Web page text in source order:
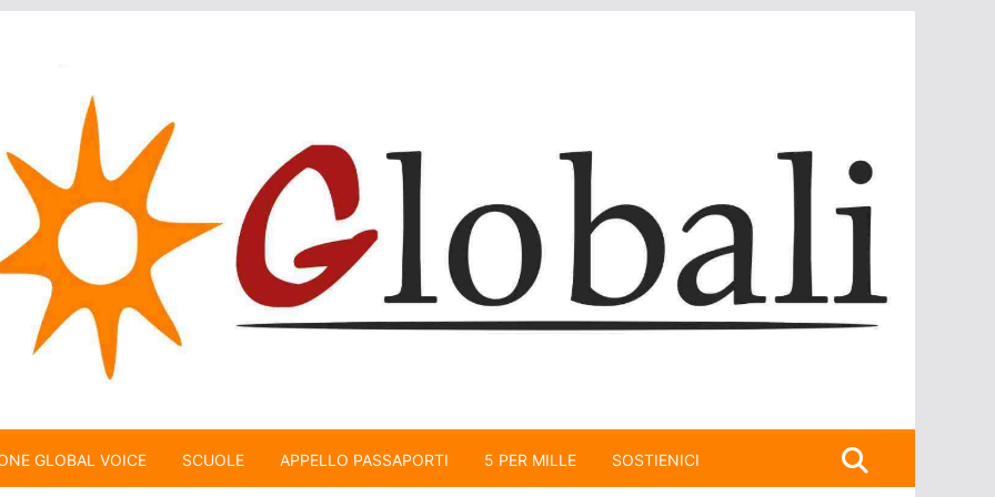
GLOBAL VOICE SCUOLE APPELLO PASSAPORTI 5 PER MILLE SOSTIENICI